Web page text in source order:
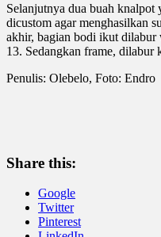
Selanjutnya dua buah knalpot
dicustom agar menghasilkan
akhir, bagian bodi ikut dilabur
13. Sedangkan frame, dilabur
Penulis: Olebelo, Foto: Endro
Share this:
Google
Twitter
Pinterest